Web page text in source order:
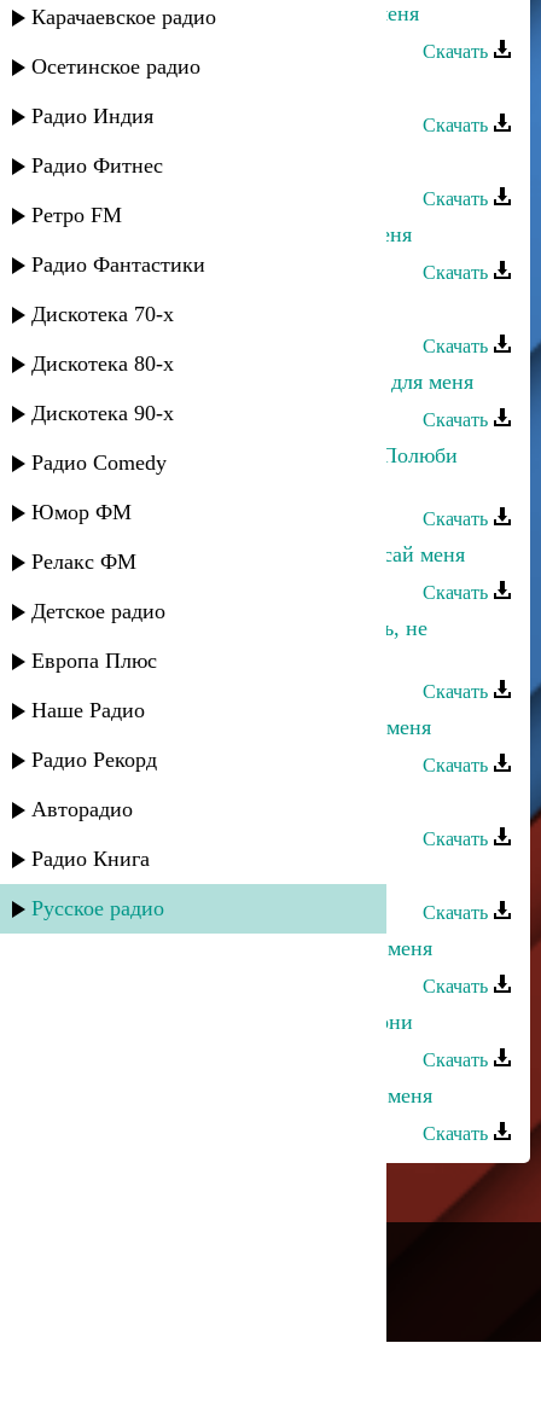
Карачаевское радио
Осетинское радио
Радио Индия
Радио Фитнес
Ретро FM
Радио Фантастики
Дискотека 70-х
Дискотека 80-х
Дискотека 90-х
Радио Comedy
Юмор ФМ
Релакс ФМ
Детское радио
Европа Плюс
Наше Радио
Радио Рекорд
Авторадио
Радио Книга
Русское радио
Асадула Бахтанов - Посмотри на меня
Скачать
Скачать
Издаг - Услышь меня
Скачать
Dj Nariman - Майя - Не забывай меня
Скачать
Айшат Магомедова - Прости меня
Скачать
Айшат Магомедова - Ты создан не для меня
Скачать
Марианна и Апанди Магомедов - Полюби
меня
Скачать
Джамиля Джамалодинова - Не бросай меня
Скачать
Заур Темиров - Ты меня не любишь, не
жалеешь
Скачать
Хадижат Джамалудинова - Забери меня
Скачать
Айшат Насрулаева - Береги меня
Скачать
Заирбек Ордашев - Обними меня
Скачать
Апанди Исмаилгаджиев - Обними меня
Скачать
Кристина Азизханова - Меня не гони
Скачать
Ульзана Максудова - Посмотри на меня
Скачать